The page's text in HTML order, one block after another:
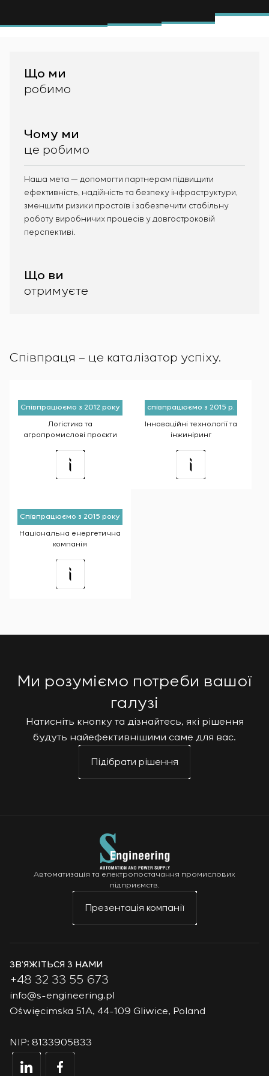
Сервісне обслуговування
Консалтингові послуги
Індивідуальна розробка та випробування
щитового обладнання
Розробка спеціальних алгоритмів
Розробка систем управління
Енергоаудит
Стажування
Що ми
робимо
Чому ми
це робимо
Наша мета — допомогти партнерам підвищити
ефективність, надійність та безпеку інфраструктури,
зменшити ризики простоїв і забезпечити стабільну
роботу виробничих процесів у довгостроковій
перспективі.
Що ви
отримуєте
Співпраця – це каталізатор успіху.
Співпрацюємо з 2012 року
Логістика та
агропромислові проєкти
співпрацюємо з 2015 р.
Інноваційні технології та
інжиніринг
Співпрацюємо з 2015 року
Національна енергетична
компанія
Ми розуміємо потреби вашої
галузі
Натисніть кнопку та дізнайтесь, які рішення
будуть найефективнішими саме для вас.
Підібрати рішення
Автоматизація та електропостачання промислових
підприємств.
Презентація компанії
ЗВ’ЯЖІТЬСЯ З НАМИ
+48 32 33 55 673
info@s-engineering.pl
Oświęcimska 51A, 44-109 Gliwice, Poland
NIP: 8133905833